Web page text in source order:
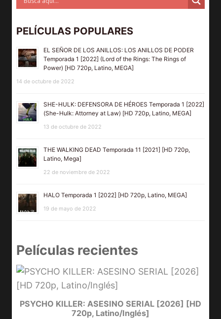
PELÍCULAS POPULARES
EL SEÑOR DE LOS ANILLOS: LOS ANILLOS DE PODER
Temporada 1 [2022] (Lord of the Rings: The Rings of
Power) [HD 720p, Latino, MEGA]
14 de octubre de 2022
SHE-HULK: DEFENSORA DE HÉROES Temporada 1 [2022]
(She-Hulk: Attorney at Law) [HD 720p, Latino, MEGA]
13 de octubre de 2022
THE WALKING DEAD Temporada 11 [2021] [HD 720p,
Latino, Mega]
22 de noviembre de 2022
HALO Temporada 1 [2022] [HD 720p, Latino, MEGA]
19 de mayo de 2022
Películas recientes
PSYCHO KILLER: ASESINO SERIAL [2026] [HD
720p, Latino/Inglés]